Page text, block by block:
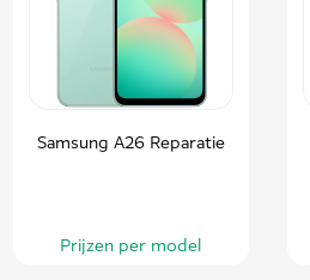
Samsung A26 Reparatie
Prijzen per model